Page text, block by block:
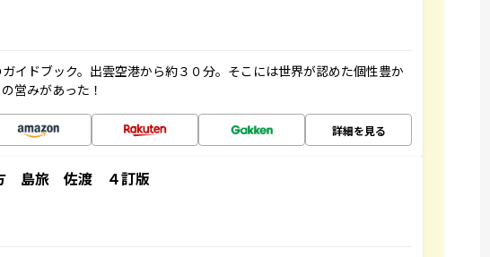
イドブック。出雲空港から約３０分。そこには世界が認めた個性豊か
営みがあった！
詳細を見る
島旅 佐渡 ４訂版